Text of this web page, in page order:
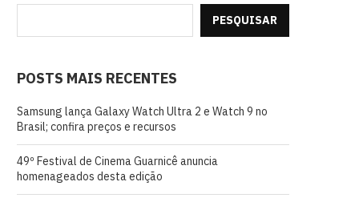
PESQUISAR
POSTS MAIS RECENTES
Samsung lança Galaxy Watch Ultra 2 e Watch 9 no
Brasil; confira preços e recursos
49º Festival de Cinema Guarnicê anuncia
homenageados desta edição